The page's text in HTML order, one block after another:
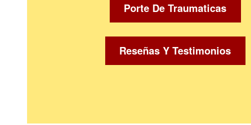
Porte De Traumaticas
Reseñas Y Testimonios